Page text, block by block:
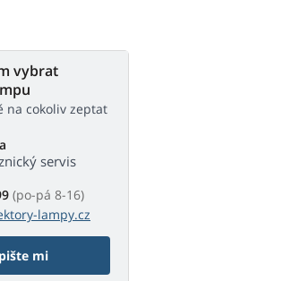
vybrat
na cokoliv zeptat
servis
(po-pá 8-16)
lampy.cz
mi